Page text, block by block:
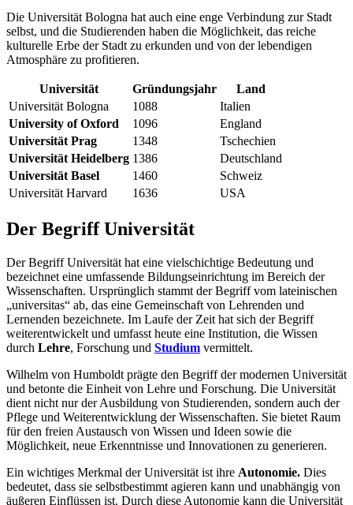
Die Universität Bologna hat auch eine enge Verbindung zur Stadt
selbst, und die Studierenden haben die Möglichkeit, das reiche
kulturelle Erbe der Stadt zu erkunden und von der lebendigen
Atmosphäre zu profitieren.
Universität Gründungsjahr
Land
Universität Bologna
1088
Italien
University of Oxford
1096
England
Universität Prag
1348
Tschechien
Universität Heidelberg 1386
Deutschland
Universität Basel
1460
Schweiz
Universität Harvard
1636 USA
Der Begriff Universität
Der Begriff Universität hat eine vielschichtige Bedeutung und
bezeichnet eine umfassende Bildungseinrichtung im Bereich der
Wissenschaften. Ursprünglich stammt der Begriff vom lateinischen
„universitas“ ab, das eine Gemeinschaft von Lehrenden und
Lernenden bezeichnete. Im Laufe der Zeit hat sich der Begriff
weiterentwickelt und umfasst heute eine Institution, die Wissen
durch Lehre, Forschung und Studium vermittelt.
Wilhelm von Humboldt prägte den Begriff der modernen Universität
und betonte die Einheit von Lehre und Forschung. Die Universität
dient nicht nur der Ausbildung von Studierenden, sondern auch der
Pflege und Weiterentwicklung der Wissenschaften. Sie bietet Raum
für den freien Austausch von Wissen und Ideen sowie die
Möglichkeit, neue Erkenntnisse und Innovationen zu generieren.
Ein wichtiges Merkmal der Universität ist ihre Autonomie. Dies
bedeutet, dass sie selbstbestimmt agieren kann und unabhängig von
äußeren Einflüssen ist. Durch diese Autonomie kann die Universität